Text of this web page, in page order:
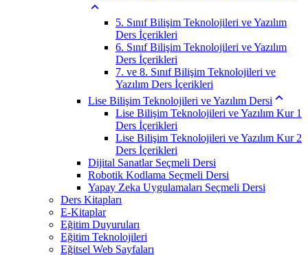
5. Sınıf Bilişim Teknolojileri ve Yazılım
Ders İçerikleri
6. Sınıf Bilişim Teknolojileri ve Yazılım
Ders İçerikleri
7. ve 8. Sınıf Bilişim Teknolojileri ve
Yazılım Ders İçerikleri
Lise Bilişim Teknolojileri ve Yazılım Dersi
Lise Bilişim Teknolojileri ve Yazılım Kur 1
Ders İçerikleri
Lise Bilişim Teknolojileri ve Yazılım Kur 2
Ders İçerikleri
Dijital Sanatlar Seçmeli Dersi
Robotik Kodlama Seçmeli Dersi
Yapay Zeka Uygulamaları Seçmeli Dersi
Ders Kitapları
E-Kitaplar
Eğitim Duyuruları
Eğitim Teknolojileri
Eğitsel Web Sayfaları